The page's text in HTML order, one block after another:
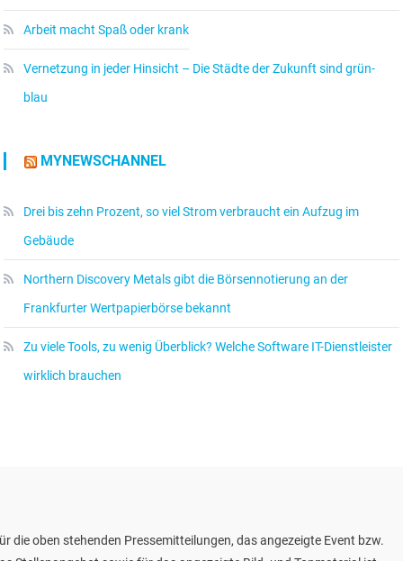
Arbeit macht Spaß oder krank
Vernetzung in jeder Hinsicht – Die Städte der Zukunft sind grün-
blau
MYNEWSCHANNEL
Drei bis zehn Prozent, so viel Strom verbraucht ein Aufzug im
Gebäude
Northern Discovery Metals gibt die Börsennotierung an der
Frankfurter Wertpapierbörse bekannt
Zu viele Tools, zu wenig Überblick? Welche Software IT-Dienstleister
wirklich brauchen
die oben stehenden Pressemitteilungen, das angezeigte Event bzw.